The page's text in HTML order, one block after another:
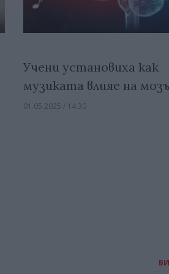
Учени установиха как
музиката влияе на
01.05.2025 / 14:30